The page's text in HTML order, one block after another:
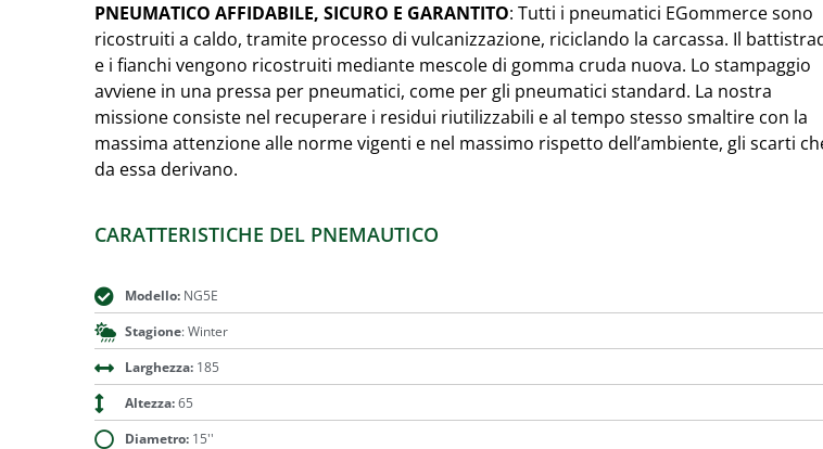
PNEUMATICO AFFIDABILE, SICURO E GARANTITO: Tutti i pneumatici EGommerce sono
ricostruiti a caldo, tramite processo di vulcanizzazione, riciclando la carcassa. Il
e i fianchi vengono ricostruiti mediante mescole di gomma cruda nuova. Lo stampaggio
avviene in una pressa per pneumatici, come per gli pneumatici standard. La nostra
missione consiste nel recuperare i residui riutilizzabili e al tempo stesso smaltire con la
massima attenzione alle norme vigenti e nel massimo rispetto dell’ambiente, gli scarti
da essa derivano.
CARATTERISTICHE DEL PNEMAUTICO
Modello:NG5E
Stagione: Winter
Larghezza:185
Altezza:65
Diametro:15''